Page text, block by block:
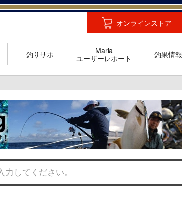
オンラインストア
釣りサポ
Maria
ユーザーレポート
釣果情報